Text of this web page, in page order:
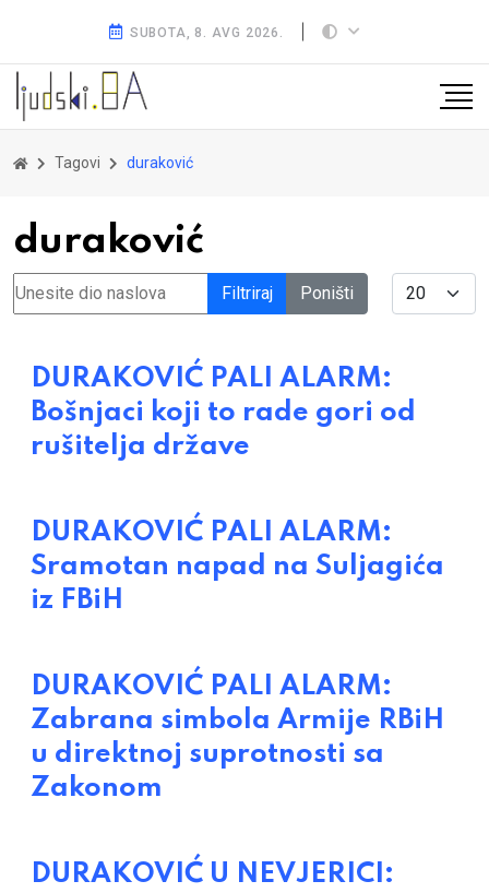
SUBOTA, 8. AVG 2026.
Tagovi duraković
duraković
Unesite dio naslova Filtriraj Poništi Display #
DURAKOVIĆ PALI ALARM:
Bošnjaci koji to rade gori od
rušitelja države
DURAKOVIĆ PALI ALARM:
Sramotan napad na Suljagića
iz FBiH
DURAKOVIĆ PALI ALARM:
Zabrana simbola Armije RBiH
u direktnoj suprotnosti sa
Zakonom
DURAKOVIĆ U NEVJERICI: